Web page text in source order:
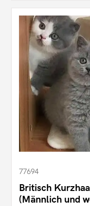
77694
Britisch
(Männlich und